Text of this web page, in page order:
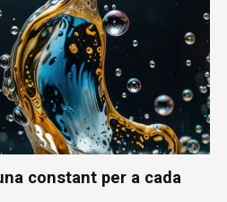
constant per a cada